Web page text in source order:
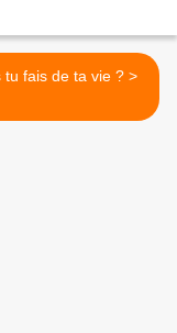
Qu'as tu fais de ta vie ? >